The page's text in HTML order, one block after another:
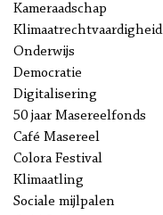
Kameraadschap
Klimaatrechtvaardigheid
Onderwijs
Democratie
Digitalisering
50 jaar Masereelfonds
Café Masereel
Colora Festival
Klimaatling
Sociale mijlpalen